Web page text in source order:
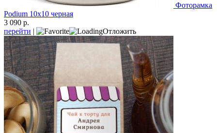
Фоторамка
Podium 10х10 черная
3 090 р.
перейти | Отложить